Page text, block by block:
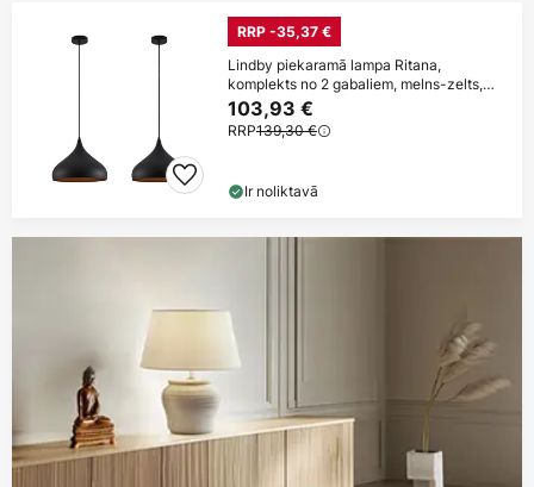
RRP -35,37 €
Lindby piekaramā lampa Ritana,
komplekts no 2 gabaliem, melns-zelts,
metāls, E27
103,93 €
RRP139,30 €
Ir noliktavā